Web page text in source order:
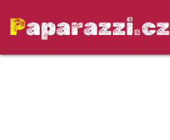
Paparazzi.cz